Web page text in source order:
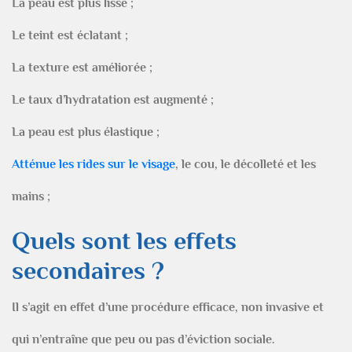
La peau est plus lisse ;
Le teint est éclatant ;
La texture est améliorée ;
Le taux d’hydratation est augmenté ;
La peau est plus élastique ;
Atténue les rides sur le visage, le cou, le décolleté et les
mains ;
Quels sont les effets
secondaires ?
Il s’agit en effet d’une procédure efficace, non invasive et
qui n’entraîne que peu ou pas d’éviction sociale.